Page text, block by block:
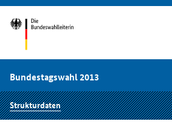
Bundestagswahl 2013
Strukturdaten